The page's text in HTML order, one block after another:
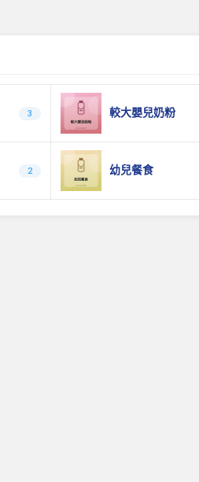
3 較大嬰兒奶粉
2 幼兒餐食